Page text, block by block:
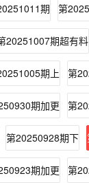
期 第
20251007期超有料
期上 第
期加更 第
第20250928期下
期加更 第